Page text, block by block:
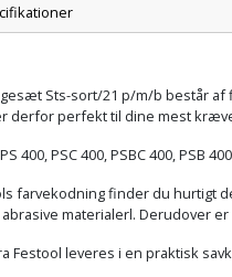
Sts-sort/21 p/m/b består
derfor perfekt til dine mest
400, PSC 400, PSBC 400, PSB
farvekodning finder du hurtigt
materialerl. Derudover
Festool leveres i en praktisk